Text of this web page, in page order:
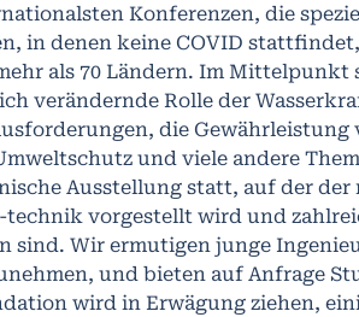
Konferenzen, die
in denen keine COVID
als 70 Ländern. Im
verändernde Rolle der
die
und viele andere
Ausstellung statt, auf der
technik vorgestellt wird und
sind. Wir ermutigen junge
und bieten auf Anfrage
wird in Erwägung ziehen,